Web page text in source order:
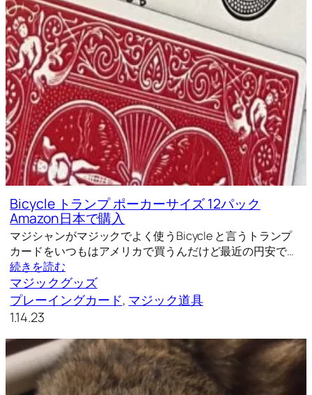
Bicycle トランプ ポーカーサイズ 12パック
Amazon日本で購入
マジシャンがマジックでよく使うBicycle と言うトランプ
カードをいつもはアメリカで買うんだけど最近の円安で…
続きを読む
マジックグッズ
プレーイングカード, マジック道具
1.14.23